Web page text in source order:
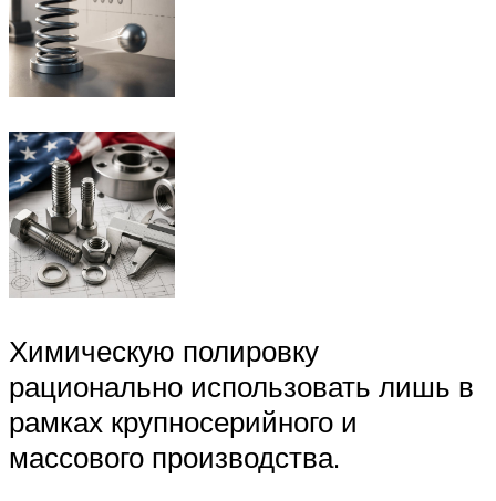
Химическую полировку
рационально использовать лишь в
рамках крупносерийного и
массового производства.